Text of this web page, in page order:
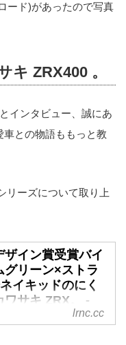
ード)があったので写真
キ ZRX400 。
インタビュー、誠にあ
車との物語ももっと教
リーズについて取り上
ザイン賞受賞バイ
グリーン×ストラ
イキッドのにく
ワサキ ZRX。 -
- Motorcycle x
lrnc.cc